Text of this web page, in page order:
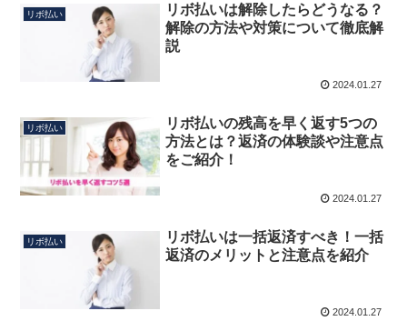
リボ払い
リボ払いは解除したらどうなる？
解除の方法や対策について徹底解
説
2024.01.27
リボ払い
リボ払いの残高を早く返す5つの
方法とは？返済の体験談や注意点
をご紹介！
2024.01.27
リボ払い
リボ払いは一括返済すべき！一括
返済のメリットと注意点を紹介
2024.01.27